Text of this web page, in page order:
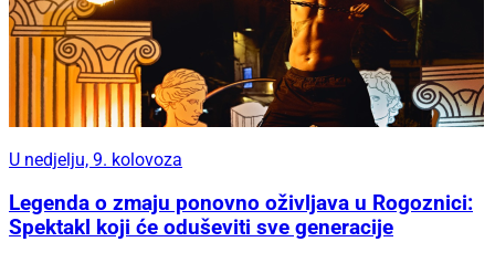
U nedjelju, 9. kolovoza
Legenda o zmaju ponovno oživljava u Rogoznici:
Spektakl koji će oduševiti sve generacije